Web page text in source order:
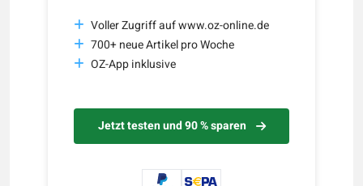
Voller Zugriff auf www.oz-online.de
700+ neue Artikel pro Woche
OZ-App inklusive
Jetzt testen und 90 % sparen